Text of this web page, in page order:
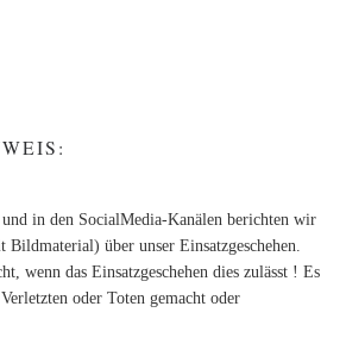
in den SocialMedia-Kanälen berichten wir
über unser Einsatzgeschehen.
wenn das Einsatzgeschehen dies zulässt ! Es
oder Toten gemacht oder